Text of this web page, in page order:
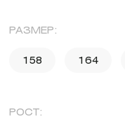
РАЗМЕР:
158 164
РОСТ: